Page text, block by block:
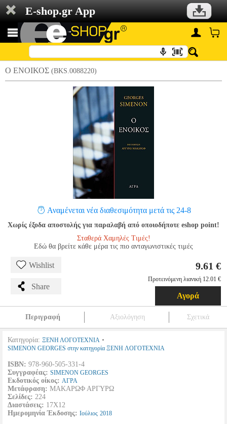
E-shop.gr App
Ο ΕΝΟΙΚΟΣ (BKS.0088220)
Αναμένεται νέα διαθεσιμότητα μετά τις 24-8
Χωρίς έξοδα αποστολής για παραλαβή από οποιοδήποτε eshop point!
Σταθερά Χαμηλές Τιμές!
Εδώ θα βρείτε κάθε μέρα τις πιο ανταγωνιστικές τιμές
Wishlist
Share
9.61 €
Προτεινόμενη λιανική 12.01 €
Αγορά
Περιγραφή Αξιολόγηση Σχετικά
Κατηγορία: ΞΕΝΗ ΛΟΓΟΤΕΧΝΙΑ •
SIMENON GEORGES στην κατηγορία ΞΕΝΗ ΛΟΓΟΤΕΧΝΙΑ
ISBN: 978-960-505-331-4
Συγγραφέας: SIMENON GEORGES
Εκδοτικός οίκος: ΑΓΡΑ
Μετάφραση: ΜΑΚΑΡΩΦ ΑΡΓΥΡΩ
Σελίδες: 224
Διαστάσεις: 17Χ12
Ημερομηνία Έκδοσης: Ιούλιος 2018